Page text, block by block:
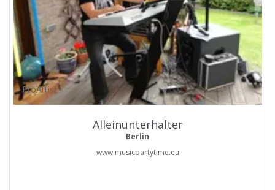
ProArtist
Alleinunterhalter
Berlin
www.musicpartytime.eu